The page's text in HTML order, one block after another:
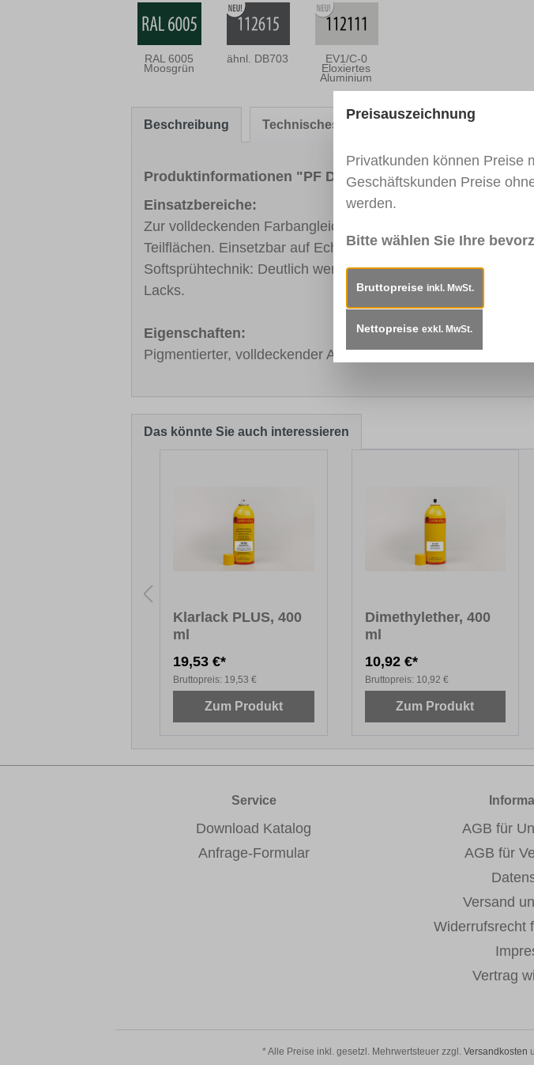
RAL 6005
Moosgrün
ähnl. DB703 EV1/C-0
Eloxiertes
Aluminium
Beschreibung Technisches Merkblatt
Produktinformationen "PF Decklack, 400ml"
Einsatzbereiche:
Zur volldeckenden Farbangleichung und zum Lackieren bei
Teilflächen. Einsetzbar auf Echtholz, Dekoroberflächen, auf
Softsprühtechnik: Deutlich weniger Sprühnebel, weicheres
Lacks.
Eigenschaften:
Pigmentierter, volldeckender Acryl-Lack. Glanzgrad:
Das könnte Sie auch interessieren
Klarlack PLUS, 400
ml
19,53 €*
Bruttopreis: 19,53 €
Zum Produkt
Dimethylether, 400
ml
10,92 €*
Bruttopreis: 10,92 €
Zum Produkt
Service
Download Katalog
Anfrage-Formular
AGB für
AGB für
Versand
Widerrufsrecht
Vertrag
* Alle Preise inkl. gesetzl. Mehrwertsteuer zzgl. Versandkosten
Preisauszeichnung
Privatkunden können Preise
Geschäftskunden Preise
werden.
Bitte wählen Sie Ihre
Bruttopreise inkl. MwSt.
Nettopreise exkl. MwSt.